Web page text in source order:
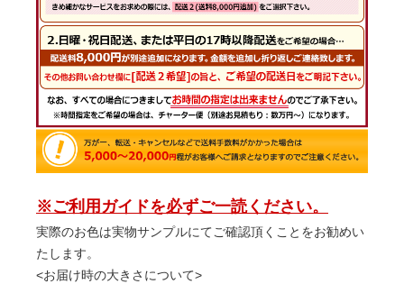
※ご利用ガイドを必ずご一読ください。
実際のお色は実物サンプルにてご確認頂くことをお勧めい
たします。
<お届け時の大きさについて>